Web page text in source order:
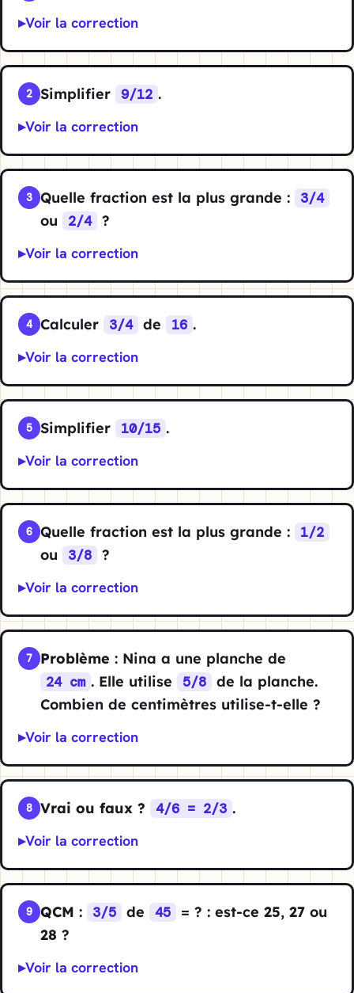
Voir la correction
2 Simplifier 9/12 .
Voir la correction
3 Quelle fraction est la plus grande : 3/4
ou 2/4 ?
Voir la correction
4 Calculer 3/4 de 16 .
Voir la correction
5 Simplifier 10/15 .
Voir la correction
6 Quelle fraction est la plus grande : 1/2
ou 3/8 ?
Voir la correction
7 Problème : Nina a une planche de
24 cm . Elle utilise 5/8
de la planche.
Combien de centimètres utilise-t-elle ?
Voir la correction
8 Vrai ou faux ? 4/6 = 2/3 .
Voir la correction
9 QCM : 3/5 de 45 = ? : est-ce 25, 27ou
28 ?
Voir la correction